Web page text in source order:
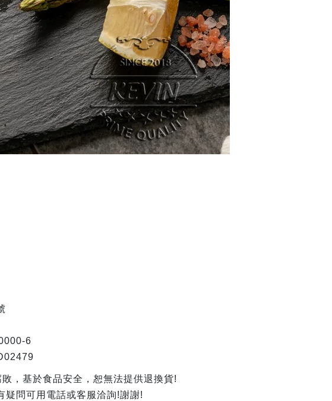
6
，基於食品安全，恕無法提供退換貨!
問可用電話或客服洽詢!謝謝!